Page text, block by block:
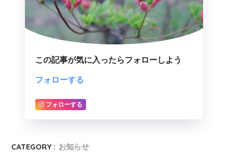
この記事が気に入ったらフォローしよう
フォローする
フォローする
CATEGORY : お知らせ